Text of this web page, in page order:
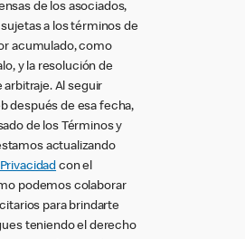
de los asociados,
a los términos de
acumulado, como
y la resolución de
Al seguir
después de esa fecha,
de los Términos y
actualizando
con el
podemos colaborar
para brindarte
teniendo el derecho